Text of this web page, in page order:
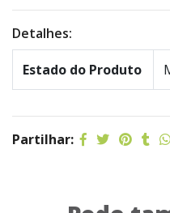
Detalhes:
Estado do Produto
Partilhar: